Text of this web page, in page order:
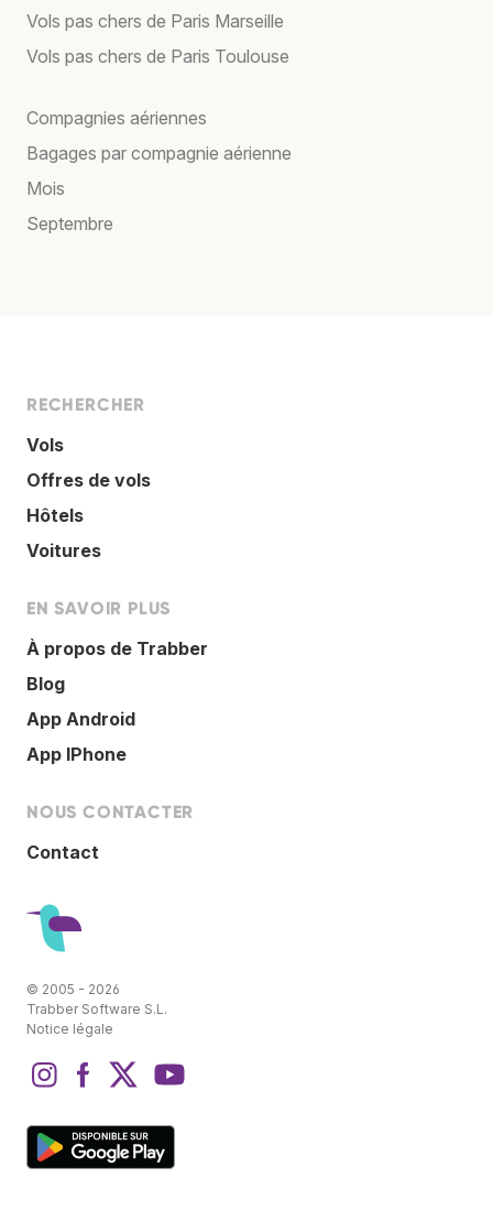
Vols pas chers de Paris Marseille
Vols pas chers de Paris Toulouse
Compagnies aériennes
Bagages par compagnie aérienne
Mois
Septembre
RECHERCHER
Vols
Offres de vols
Hôtels
Voitures
EN SAVOIR PLUS
À propos de Trabber
Blog
App Android
App IPhone
NOUS CONTACTER
Contact
© 2005 - 2026
Trabber Software S.L.
Notice légale